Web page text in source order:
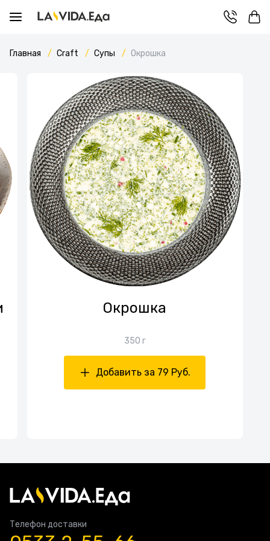
Главная Craft Супы Окрошка
Окрошка
350 г
Добавить за 79 Руб.
Телефон доставки